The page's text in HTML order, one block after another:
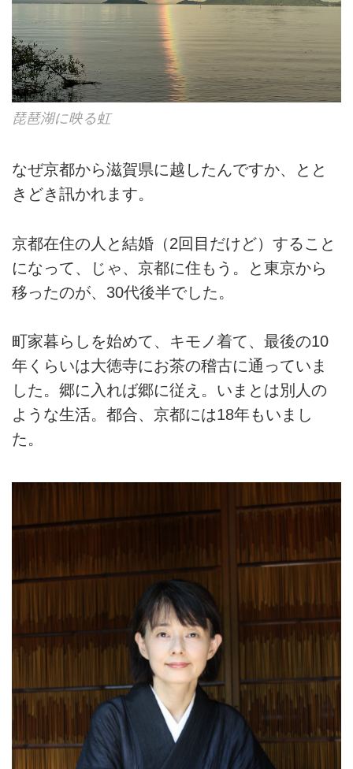
琵琶湖に映る虹
なぜ京都から滋賀県に越したんですか、とと
きどき訊かれます。
京都在住の人と結婚（2回目だけど）すること
になって、じゃ、京都に住もう。と東京から
移ったのが、30代後半でした。
町家暮らしを始めて、キモノ着て、最後の10
年くらいは大徳寺にお茶の稽古に通っていま
した。郷に入れば郷に従え。いまとは別人の
ような生活。都合、京都には18年もいまし
た。